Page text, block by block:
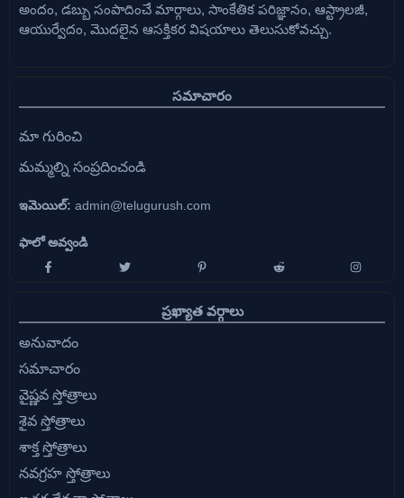
అందం, డబ్బు సంపాదించే మార్గాలు, సాంకేతిక పరిజ్ఞానం, ఆస్ట్రాలజీ,
ఆయుర్వేదం, మొదలైన ఆసక్తికర విషయాలు తెలుసుకోవచ్చు.
సమాచారం
మా గురించి
మమ్మల్ని సంప్రదించండి
ఇమెయిల్: admin@telugurush.com
ఫాలో అవ్వండి
ప్రఖ్యాత వర్గాలు
అనువాదం
సమాచారం
వైష్ణవ స్తోత్రాలు
శైవ స్తోత్రాలు
శాక్త స్తోత్రాలు
నవగ్రహ స్తోత్రాలు